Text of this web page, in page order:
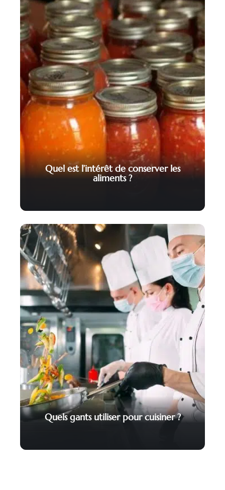
Quel est l’intérêt de conserver les
aliments ?
Quels gants utiliser pour cuisiner ?